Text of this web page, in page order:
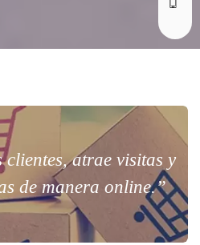
clientes, atrae visitas y
de manera online.”